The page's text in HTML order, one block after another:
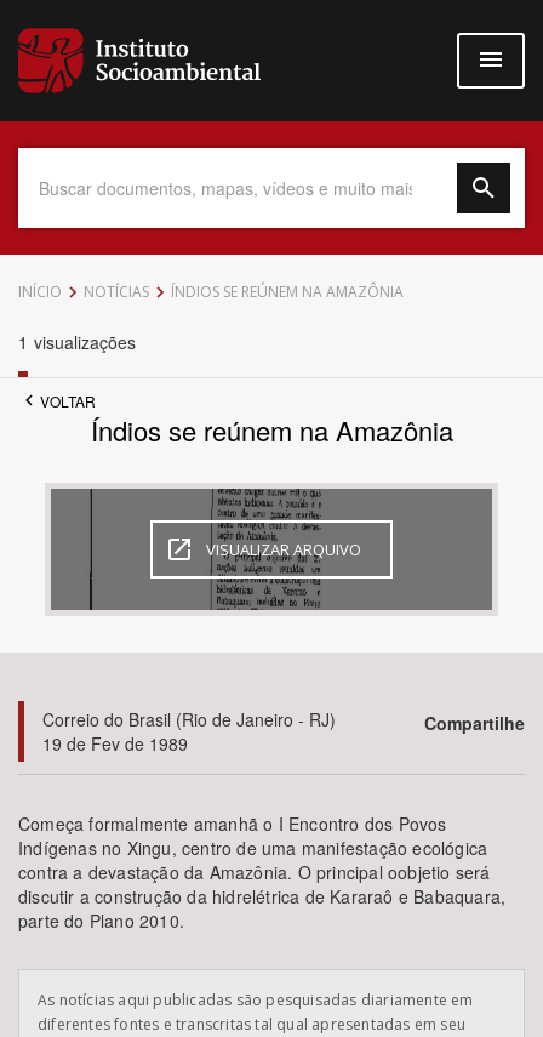
para
conteúdo
Data do Documento
Até
Subtema
Área Protegida
INÍCIO NOTÍCIAS ÍNDIOS SE REÚNEM NA AMAZÔNIA
1 visualizações
VOLTAR
Índios se reúnem na Amazônia
VISUALIZAR ARQUIVO
Correio do Brasil (Rio de Janeiro - RJ)
19 de Fev de 1989
Compartilhe
Começa formalmente amanhã o I Encontro dos Povos
Indígenas no Xingu, centro de uma manifestação ecológica
contra a devastação da Amazônia. O principal oobjetio será
discutir a construção da hidrelétrica de Kararaô e Babaquara,
parte do Plano 2010.
As notícias aqui publicadas são pesquisadas diariamente em
diferentes fontes e transcritas tal qual apresentadas em seu